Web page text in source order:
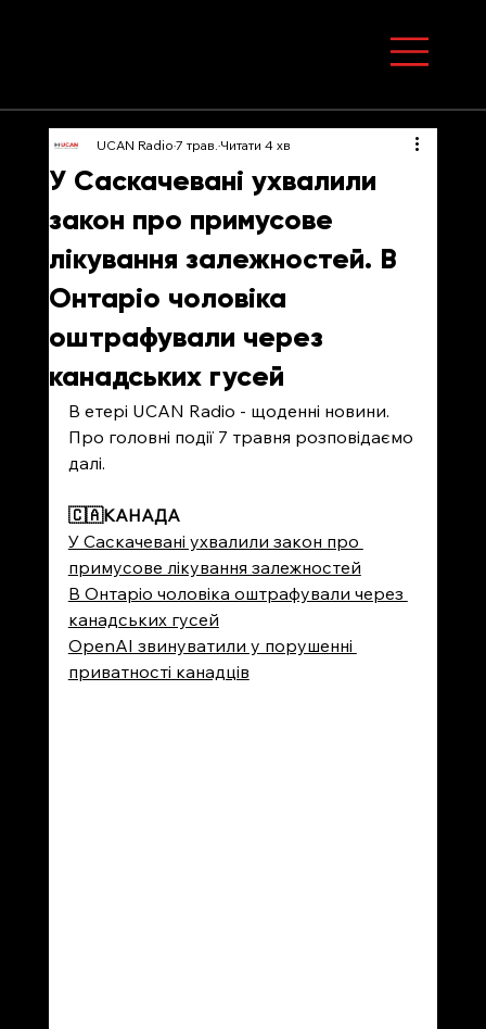
У Саскачевані ухвалили
закон про примусове
лікування залежностей. В
Онтаріо чоловіка
оштрафували через
канадських гусей
UCAN Radio7 трав. Читати 4 хв
В етері UCAN Radio - щоденні новини.
Про головні події 7 травня розповідаємо
далі.
🇨🇦КАНАДА
У Саскачевані ухвалили закон про
примусове лікування залежностей
В Онтаріо чоловіка оштрафували через
канадських гусей
OpenAI звинуватили у порушенні
приватності канадців